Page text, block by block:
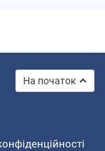
На початок